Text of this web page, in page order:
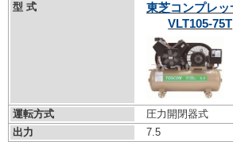
型 式
東芝コンプレッ
VLT105-75T
運転方式
圧力開閉器式
出力
7.5